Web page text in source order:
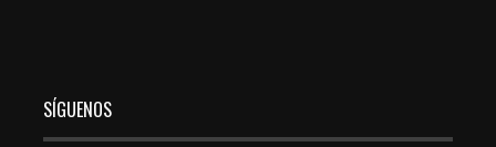
SÍGUENOS